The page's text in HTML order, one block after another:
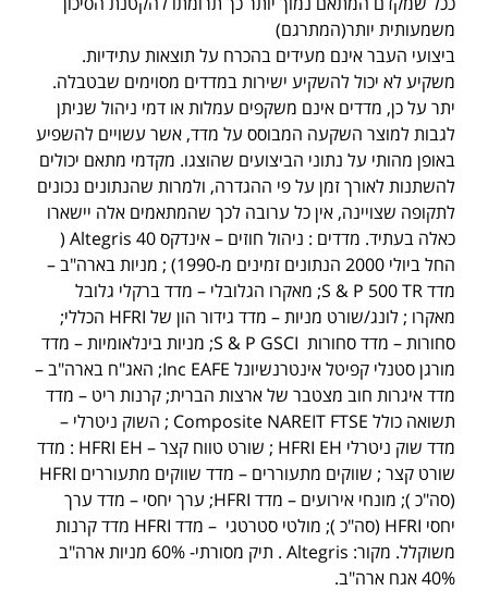
משמעותית יותר(המתרגם)
ביצועי העבר אינם מעידים בהכרח על תוצאות עתידיות.
משקיע לא יכול להשקיע ישירות במדדים מסוימים שבטבלה.
יתר על כן, מדדים אינם משקפים עמלות או דמי ניהול שניתן
לגבות למוצר השקעה המבוסס על מדד, אשר עשויים להשפיע
באופן מהותי על נתוני הביצועים שהוצגו. מקדמי מתאם יכולים
להשתנות לאורך זמן על פי ההגדרה, ולמרות שהנתונים נכונים
לתקופה שצויינה, אין כל ערובה לכך שהמתאמים אלה יישארו
כאלה בעתיד. מדדים : ניהול חוזים – אינדקס Altegris 40 (
החל ביולי 2000 הנתונים זמינים מ-1990) ; מניות בארה"ב –
מדד S & P 500 TR; מאקרו הגלובלי – מדד ברקלי גלובל
מאקרו ; לונג/שורט מניות – מדד גידור הון של HFRI הכללי;
סחורות – מדד סחורות S & P GSCI; מניות בינלאומיות – מדד
מורגן סטנלי קפיטל אינטרנשיונל Inc EAFE; האג"ח בארה"ב –
מדד איגרות חוב מצטבר של ארצות הברית; קרנות ריט – מדד
תשואה כולל Composite NAREIT FTSE ; השוק ניטרלי –
מדד שוק ניטרלי HFRI EH ; שורט טווח קצר – HFRI EH : מדד
שורט קצר ; שווקים מתעוררים – מדד שווקים מתעוררים HFRI
(סה"כ ); מונחי אירועים – מדד HFRI; ערך יחסי – מדד ערך
יחסי HFRI (סה"כ ); מולטי סטרטגי – מדד HFRI מדד קרנות
משוקלל. מקור: Altegris . תיק מסורתי- 60% מניות ארה"ב
40% אגח ארה"ב.